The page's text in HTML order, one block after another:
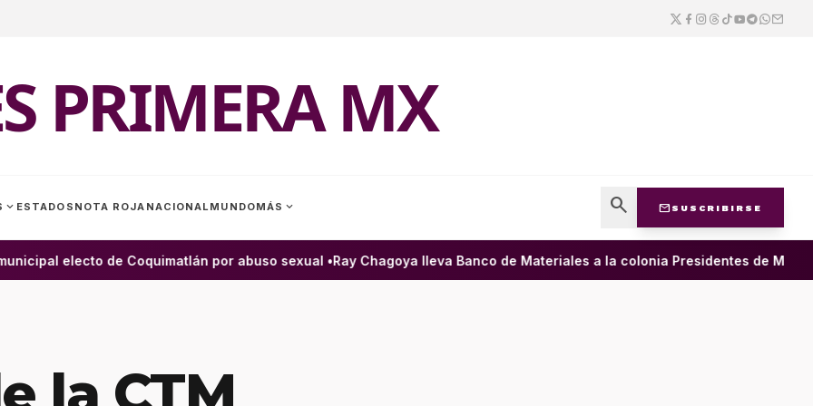
PRIMERA MX
expand_more ESTADOS NOTA ROJA NACIONAL MUNDOMÁS expand_more search mail SUSCRIBIRSE
electo de Coquimatlán por abuso sexual •Ray Chagoya lleva Banco de Materiales a la colonia Presidentes de México •